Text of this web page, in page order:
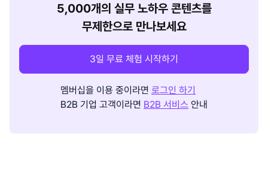
5,000개의 실무 노하우 콘텐츠를
무제한으로 만나보세요
3일 무료 체험 시작하기
멤버십을 이용 중이라면 로그인 하기
B2B 기업 고객이라면 B2B 서비스 안내